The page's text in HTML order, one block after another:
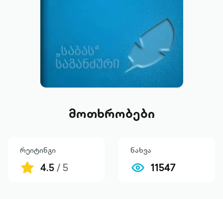
მოთხრობები
რეიტინგი
4.5/ 5
ნახვა
11547